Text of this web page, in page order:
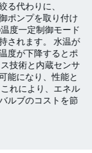
る代わりに、
ポンプを取り付け
度一定制御モード
されます。 水温が
度が下降するとポ
技術と内蔵センサ
能になり、性能と
れにより、エネル
ルブのコストを節